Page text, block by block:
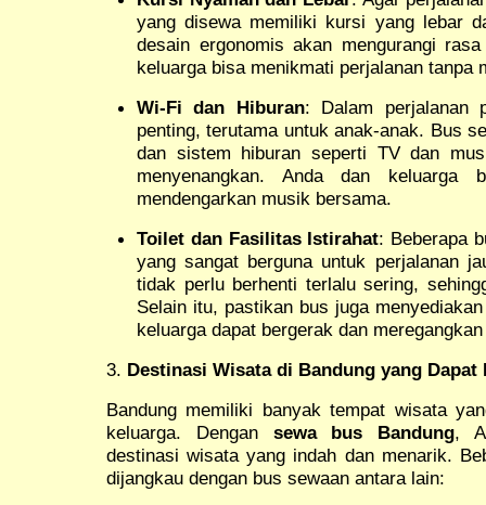
yang disewa memiliki kursi yang lebar
desain ergonomis akan mengurangi
keluarga bisa menikmati perjalanan tanpa
Wi-Fi dan Hiburan: Dalam perjalanan
penting, terutama untuk anak-anak. Bus
dan sistem hiburan seperti TV dan
menyenangkan. Anda dan
mendengarkan musik bersama.
Toilet dan Fasilitas Istirahat: Beberapa
yang sangat berguna untuk perjalanan
tidak perlu berhenti terlalu sering,
Selain itu, pastikan bus juga
keluarga dapat bergerak dan
3. Destinasi Wisata di Bandung yang
Bandung memiliki banyak tempat wisata
keluarga. Dengan sewa bus Bandung,
destinasi wisata yang indah dan menarik.
dijangkau dengan bus sewaan antara lain: